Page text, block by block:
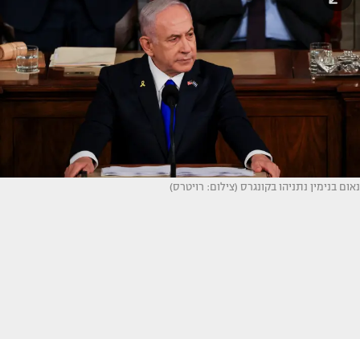
נאום בנימין נתניהו בקונגרס (צילום: רויטרס)